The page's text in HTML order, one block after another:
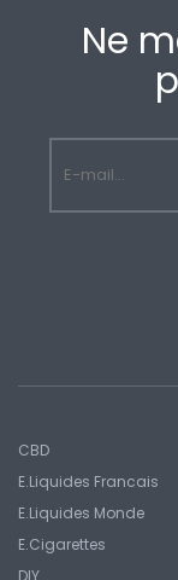
Ne
CBD
E.liquides Francais
E.Liquides Monde
E.Cigarettes
DIY